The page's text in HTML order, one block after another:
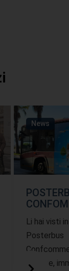
News
Li hai visti
Posterbus
offerte,